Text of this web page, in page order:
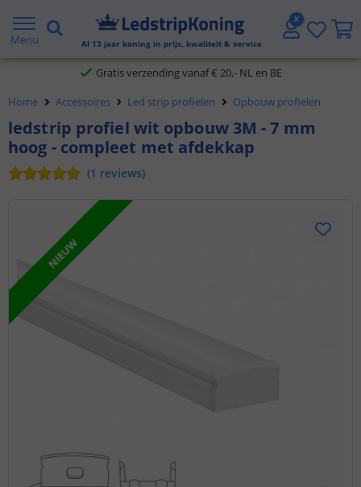
Menu Al 13 jaar koning in prijs, kwaliteit & service
5 jaar garantie
Gratis verzending vanaf € 20,- NL en BE
Klantbeoordeling 9.1
Voor 23:45 uur besteld, morgen in huis
Home Accessoires Led strip profielen Opbouw profielen
ledstrip profiel wit opbouw 3M - 7 mm
hoog - compleet met afdekkap
(1 reviews)
NIEUW